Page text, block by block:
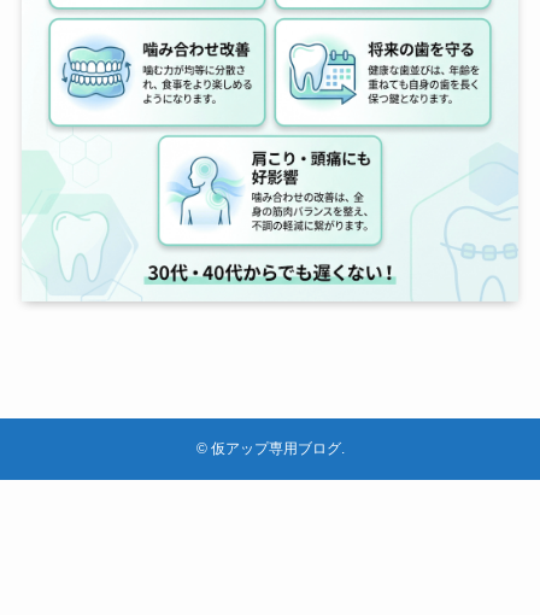
©仮アップ専用ブログ.